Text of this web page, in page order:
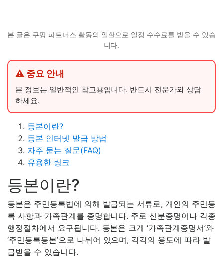
본 글은 쿠팡 파트너스 활동의 일환으로 일정 수수료를 받을 수 있습
니다.
⚠ 중요 안내
본 정보는 일반적인 참고용입니다. 반드시 전문가와 상담
하세요.
등본이란?
등본 인터넷 발급 방법
자주 묻는 질문(FAQ)
유용한 링크
등본이란?
등본은 주민등록법에 의해 발급되는 서류로, 개인의 주민등
록 사항과 가족관계를 증명합니다. 주로 신분증명이나 각종
행정절차에서 요구됩니다. 등본은 크게 ‘가족관계증명서’와
‘주민등록등본’으로 나뉘어 있으며, 각각의 용도에 따라 발
급받을 수 있습니다.